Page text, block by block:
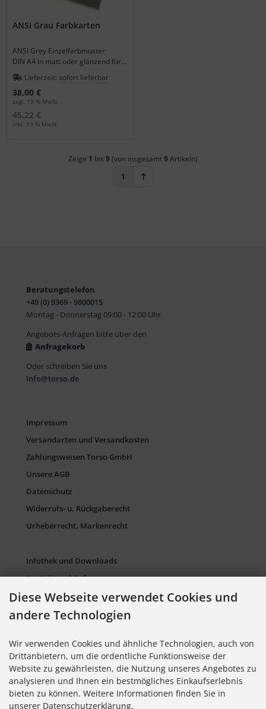
ANSI Grau Farbkarten
ANSI Grey Einzelfarbmuster
DIN A4 in matt oder glänzend für
die großflächige
Farbabmusterung.
Lieferzeit: sofort lieferbar
38,00 €
zzgl. 19 % MwSt.
45,22 €
inkl. 19 % MwSt.
Zeige 1 bis 9(von insgesamt9Artikeln)
1
Beratungstelefon
+49 (0) 9369 - 9800015
Montag - Donnerstag 09:00 - 12:00 Uhr
Angebots-Anfragen bitte über den
Anfragekorb
Oder schreiben Sie uns
info@torso.de
Impressum
Versandarten und Versandkosten
Zahlungsweisen Torso GmbH
Unsere AGB
Datenschutz
Widerrufs- u. Rückgaberecht
Urheberrecht, Markenrecht
Infothek und Downloads
Kontakt und Anfragen
Verpackung und Entsorgung
Sitemap Torso.de
Cookie Einstellungen
Informationen zu Farbkarten
Informationen zu Farbfächern
Diese Webseite verwendet Cookies und
andere Technologien
Wir verwenden Cookies und ähnliche Technologien, auch von
Drittanbietern, um die ordentliche Funktionsweise der
Website zu gewährleisten, die Nutzung unseres Angebotes zu
analysieren und Ihnen ein bestmögliches Einkaufserlebnis
bieten zu können. Weitere Informationen finden Sie in
unserer Datenschutzerklärung.